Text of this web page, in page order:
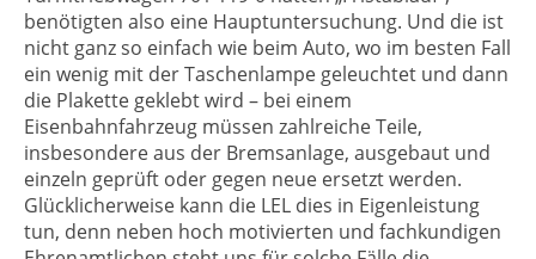
benötigten also eine Hauptuntersuchung. Und die ist
nicht ganz so einfach wie beim Auto, wo im besten Fall
ein wenig mit der Taschenlampe geleuchtet und dann
die Plakette geklebt wird – bei einem
Eisenbahnfahrzeug müssen zahlreiche Teile,
insbesondere aus der Bremsanlage, ausgebaut und
einzeln geprüft oder gegen neue ersetzt werden.
Glücklicherweise kann die LEL dies in Eigenleistung
tun, denn neben hoch motivierten und fachkundigen